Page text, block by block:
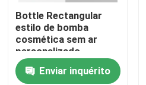
Casa
Produtos
Bottle Rectangular
estilo de bomba
cosmética sem ar
personalizado
ISO9001 Certificado
para sérios loções e
Enviar inquérito